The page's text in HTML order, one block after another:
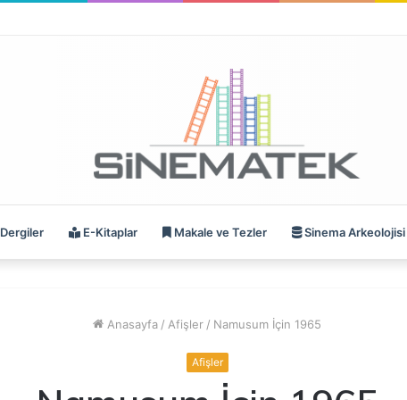
Dergiler E-Kitaplar Makale ve Tezler Sinema Arkeolojisi
Anasayfa / Afişler / Namusum İçin 1965
Afişler